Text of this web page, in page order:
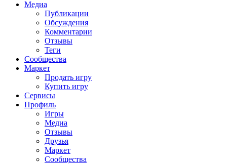
Медиа
Публикации
Обсуждения
Комментарии
Отзывы
Теги
Сообщества
Маркет
Продать игру
Купить игру
Сервисы
Профиль
Игры
Медиа
Отзывы
Друзья
Маркет
Сообщества